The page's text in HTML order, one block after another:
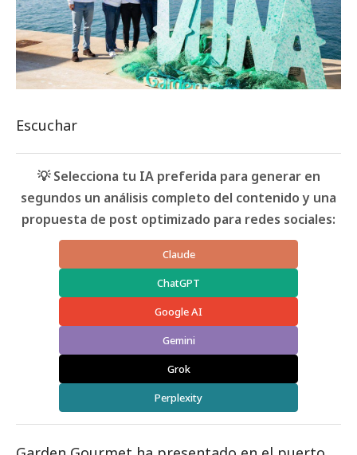
Escuchar
💡 Selecciona tu IA preferida para generar en
segundos un análisis completo del contenido y una
propuesta de post optimizado para redes sociales:
Claude
ChatGPT
Google AI
Gemini
Grok
Perplexity